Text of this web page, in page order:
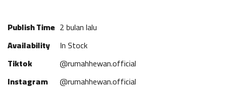
Publish Time 2 bulan lalu
Availability
In Stock
Tiktok
@rumahhewan.official
Instagram
@rumahhewan.official